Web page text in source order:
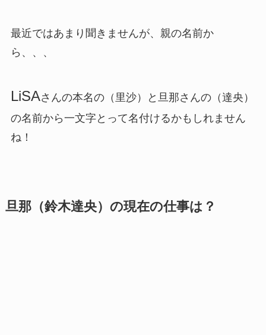
最近ではあまり聞きませんが、親の名前か
ら、、、
LiSAさんの本名の（里沙）と旦那さんの（達央）
の名前から一文字とって名付けるかもしれません
ね！
旦那（鈴木達央）の現在の仕事は？